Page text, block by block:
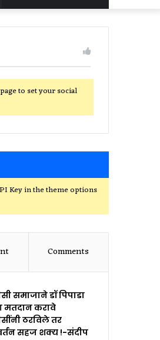
for
to set your social
Key in the theme options
Comments
समाजाने डॉ पिपाडा
मतदान करावे
ठरविले तर
सहज शक्य !-संदीप